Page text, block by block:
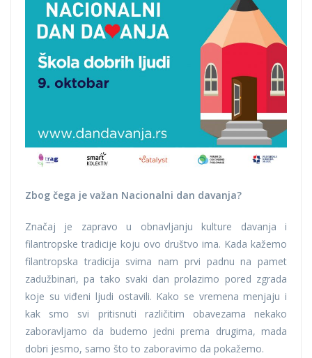
Zbog čega je važan Nacionalni dan davanja?
Značaj je zapravo u obnavljanju kulture davanja i
filantropske tradicije koju ovo društvo ima. Kada kažemo
filantropska tradicija svima nam prvi padnu na pamet
zadužbinari, pa tako svaki dan prolazimo pored zgrada
koje su viđeni ljudi ostavili. Kako se vremena menjaju i
kak smo svi pritisnuti različitim obavezama nekako
zaboravljamo da budemo jedni prema drugima, mada
dobri jesmo, samo što to zaboravimo da pokažemo.